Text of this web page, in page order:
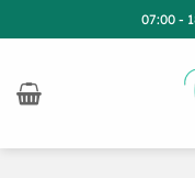
qua
dung
07:00 -